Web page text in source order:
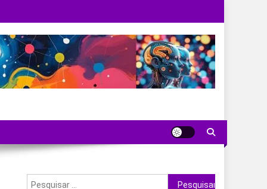
Pesquisar